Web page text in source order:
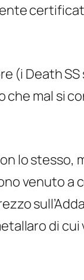
(i Death
mal si
lo stesso,
venuto a
di